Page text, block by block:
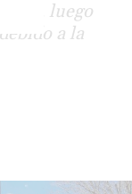
luego
a la